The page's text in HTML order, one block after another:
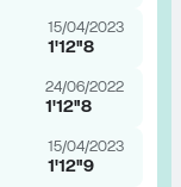
15/04/2023
1'12"8
24/06/2022
1'12"8
15/04/2023
1'12"9